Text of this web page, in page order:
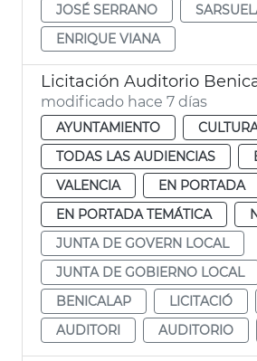
JOSÉ SERRANO
ENRIQUE VIANA
Licitación Auditorio
modificado hace 7 días
AYUNTAMIENTO
TODAS LAS AUDIENCIAS
VALENCIA
EN PORTADA
EN PORTADA TEMÁTICA
JUNTA DE GOVERN LOCAL
JUNTA DE GOBIERNO LOCAL
BENICALAP
LICITACIÓ
AUDITORI
AUDITORIO